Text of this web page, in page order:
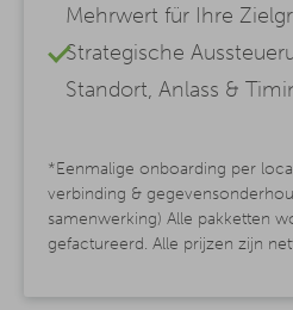
Mehrwert für Ihre
Strategische
Standort, Anlass &
*Eenmalige onboarding per
verbinding &
samenwerking) Alle pakketten
gefactureerd. Alle prijzen zijn